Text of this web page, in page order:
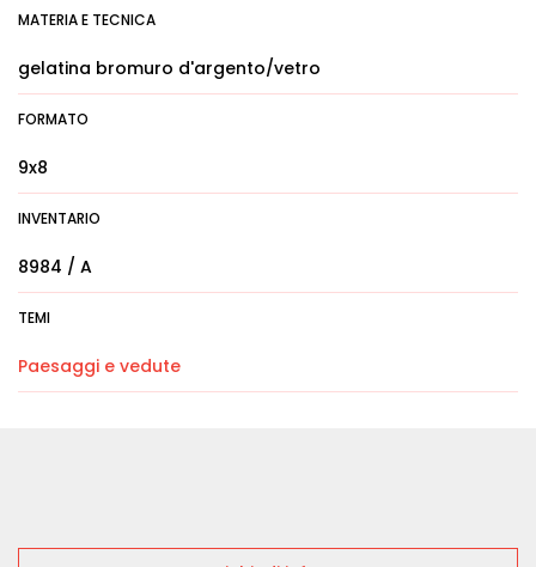
MATERIA E TECNICA
gelatina bromuro d'argento/vetro
FORMATO
9x8
INVENTARIO
8984 / A
TEMI
Paesaggi e vedute